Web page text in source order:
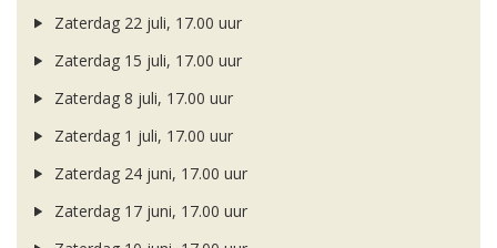
Zaterdag 22 juli, 17.00 uur
Zaterdag 15 juli, 17.00 uur
Zaterdag 8 juli, 17.00 uur
Zaterdag 1 juli, 17.00 uur
Zaterdag 24 juni, 17.00 uur
Zaterdag 17 juni, 17.00 uur